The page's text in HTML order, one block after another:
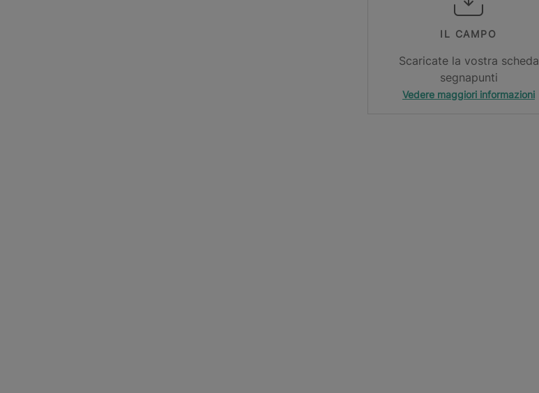
IL CAMPO
Scaricate la vostra scheda
segnapunti
Vedere maggiori informazioni